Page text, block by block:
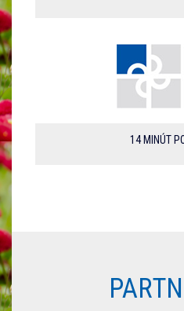
14 MINÚT